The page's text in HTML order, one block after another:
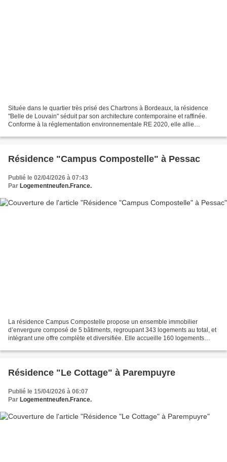
Située dans le quartier très prisé des Chartrons à Bordeaux, la résidence
"Belle de Louvain" séduit par son architecture contemporaine et raffinée.
Conforme à la réglementation environnementale RE 2020, elle allie
Résidence "Campus Compostelle" à Pessac
Publié le 02/04/2026 à 07:43
Par Logementneufen.France.
La résidence Campus Compostelle propose un ensemble immobilier
d’envergure composé de 5 bâtiments, regroupant 343 logements au total, et
intégrant une offre complète et diversifiée. Elle accueille 160 logements
Résidence "Le Cottage" à Parempuyre
Publié le 15/04/2026 à 06:07
Par Logementneufen.France.